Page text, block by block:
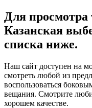
Для просмотра
Казанская
списка ниже.
Наш сайт доступен на
смотреть любой из
воспользоваться
вещания. Смотрите
хорошем качестве.